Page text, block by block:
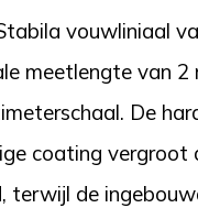
vouwliniaal
meetlengte van 2
De
coating vergroot
terwijl de